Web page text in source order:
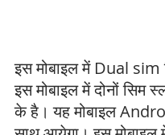
इस मोबाइल में Dual sim
इस मोबाइल में दोनों सिम
के है। यह मोबाइल